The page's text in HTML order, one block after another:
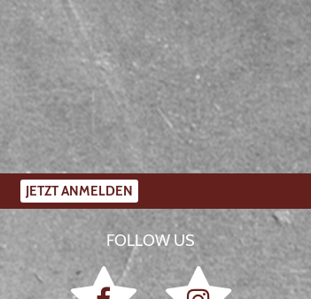
JETZT ANMELDEN
FOLLOW US